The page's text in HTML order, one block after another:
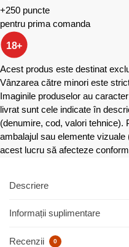
+250 puncte
pentru prima comanda
18+
Acest produs este destinat
Vânzarea către minori este
Imaginile produselor au
livrat sunt cele indicate în
(denumire, cod, valori tehnice).
ambalajul sau elemente
acest lucru să afecteze
Descriere
Informații suplimentare
Recenzii 0